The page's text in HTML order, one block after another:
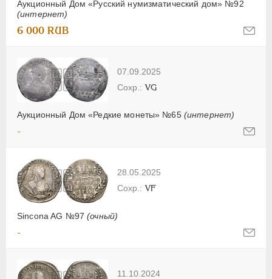
Аукционный Дом «Русский нумизматический дом» №92
(интернет)
6 000 RUB
07.09.2025
Аукционный Дом «Редкие монеты» №65 (интернет)
VG
-
28.05.2025
Sincona AG №97(очный)
VF
-
11.10.2024